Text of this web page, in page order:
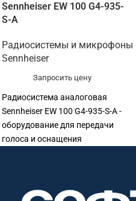
Sennheiser EW 100 G4-935-
S-A
Радиосистемы и микрофоны
Sennheiser
Запросить цену
Радиосистема аналоговая
Sennheiser EW 100 G4-935-S-A -
оборудование для передачи
голоса и оснащения
центров, ресепшен и рабочих